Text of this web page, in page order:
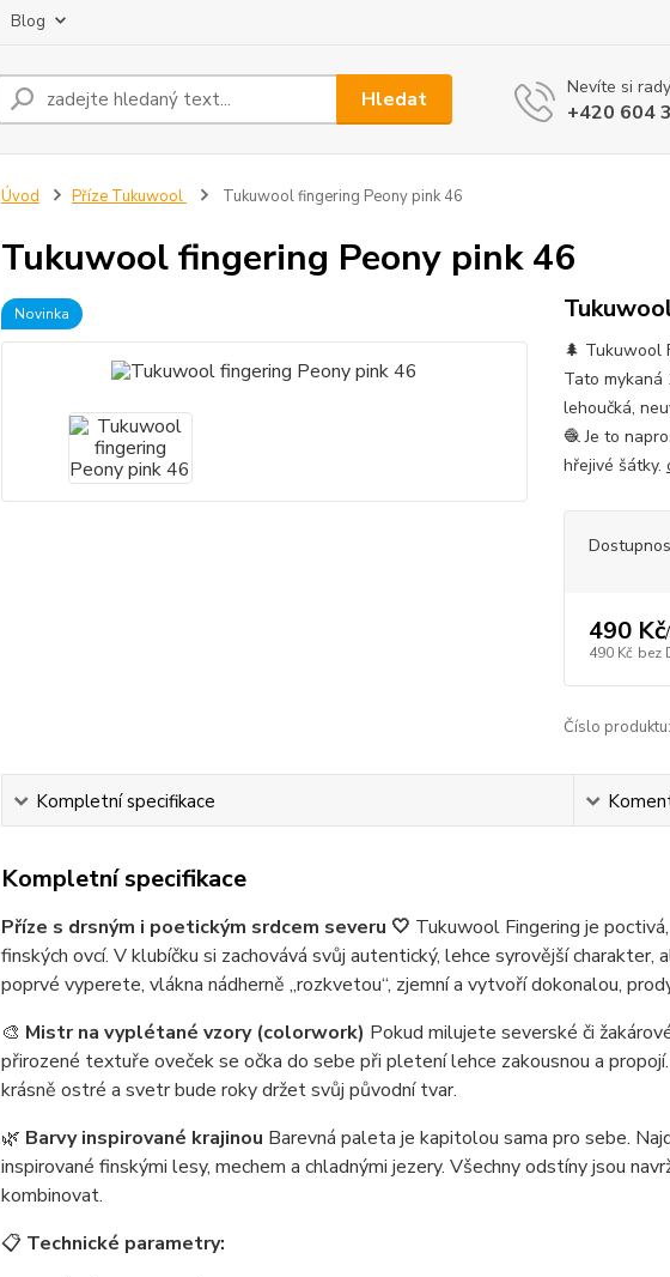
Blog
Hledat Nevíte si
+420 604
Úvod Příze Tukuwool Tukuwool fingering Peony pink 46
Tukuwool fingering Peony pink 46
Novinka
🌲 Tukuwool
Tato mykaná
lehoučká,
🧶 Je to
hřejivé šátky.
490 Kč/
490 Kč bez
Číslo produktu:
Kompletní specifikace
Kompletní specifikace
Příze s drsným i poetickým srdcem severu 🤍 Tukuwool Fingering je
finských ovcí. V klubíčku si zachovává svůj autentický, lehce syrovější
poprvé vyperete, vlákna nádherně „rozkvetou“, zjemní a vytvoří dokonalou,
🎨 Mistr na vyplétané vzory (colorwork) Pokud milujete severské či
přirozené textuře oveček se očka do sebe při pletení lehce zakousnou a
krásně ostré a svetr bude roky držet svůj původní tvar.
🌿 Barvy inspirované krajinou Barevná paleta je kapitolou sama pro sebe.
inspirované finskými lesy, mechem a chladnými jezery. Všechny odstíny jsou
kombinovat.
📋 Technické parametry: